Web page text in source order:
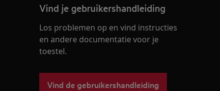
Vind je gebruikershandleiding
Los problemen op en vind instructies
en andere documentatie voor je
toestel.
Vind de gebruikershandleiding